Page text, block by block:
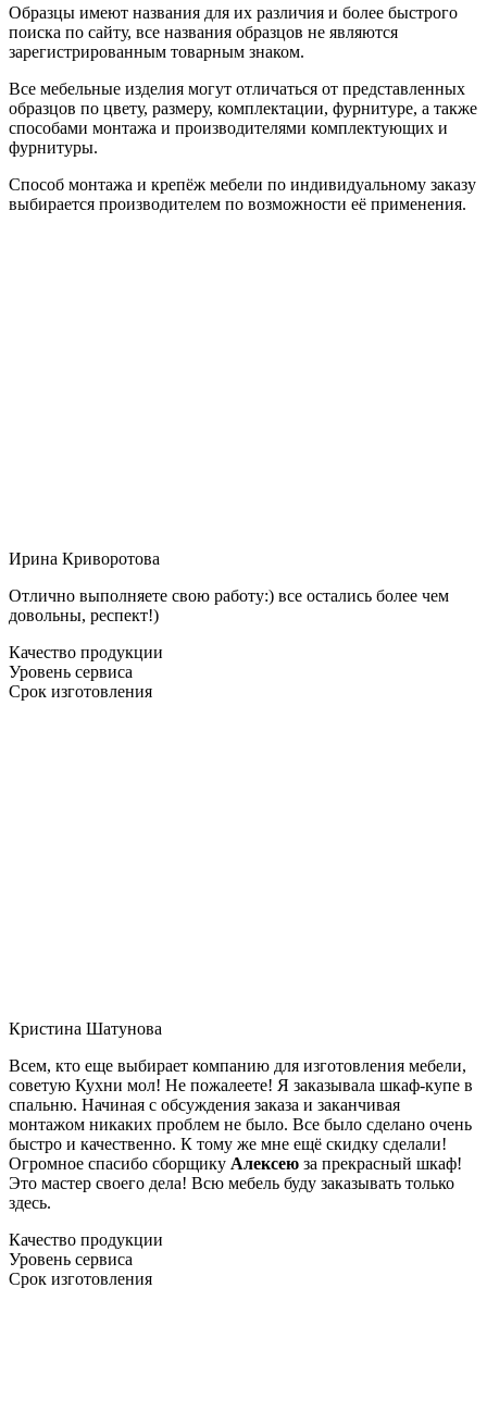
Образцы имеют названия для их различия и более быстрого
поиска по сайту, все названия образцов не являются
зарегистрированным товарным знаком.
Все мебельные изделия могут отличаться от представленных
образцов по цвету, размеру, комплектации, фурнитуре, а также
способами монтажа и производителями комплектующих и
фурнитуры.
Способ монтажа и крепёж мебели по индивидуальному заказу
выбирается производителем по возможности её применения.
Ирина Криворотова
Отлично выполняете свою работу:) все остались более чем
довольны, респект!)
Качество продукции
Уровень сервиса
Срок изготовления
Кристина Шатунова
Всем, кто еще выбирает компанию для изготовления мебели,
советую Кухни мол! Не пожалеете! Я заказывала шкаф-купе в
спальню. Начиная с обсуждения заказа и заканчивая
монтажом никаких проблем не было. Все было сделано очень
быстро и качественно. К тому же мне ещё скидку сделали!
Огромное спасибо сборщику Алексею за прекрасный шкаф!
Это мастер своего дела! Всю мебель буду заказывать только
здесь.
Качество продукции
Уровень сервиса
Срок изготовления